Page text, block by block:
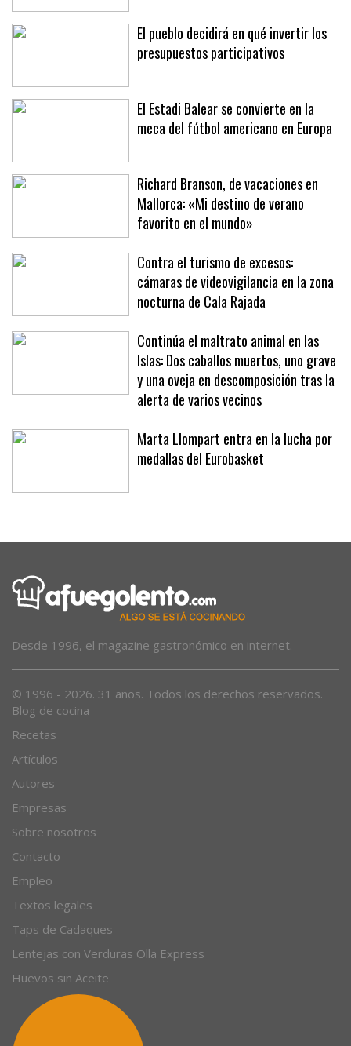
El pueblo decidirá en qué invertir los
El Estadi Balear se convierte en la
Richard Branson, de vacaciones en
Mallorca: «Mi destino de verano
favorito en el mundo»
Contra el turismo de excesos:
cámaras de videovigilancia en la zona
nocturna de Cala Rajada
Continúa el maltrato animal en las
Islas: Dos caballos muertos, uno grave
y una oveja en descomposición tras la
alerta de varios vecinos
Marta Llompart entra en la lucha por
Blog de cocina
Recetas
Artículos
Autores
Empresas
Sobre nosotros
Contacto
Empleo
Textos legales
Taps de Cadaques
Lentejas con Verduras Olla Express
Huevos sin Aceite